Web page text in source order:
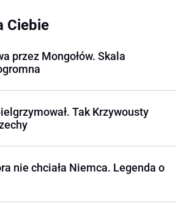
Ciebie
przez Mongołów. Skala
Tak Krzywousty
nie chciała Niemca. Legenda o